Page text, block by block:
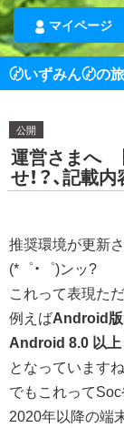
マイページ
〄いずみん〄の
公開
運営さまへ
せ！？、記載
推奨環境が更新さ
(*゜・゜)ンッ?
これって表現た
例えばAndroid版
Android 8.0 以上
となっていますね
でもこれって
2020年以降の端